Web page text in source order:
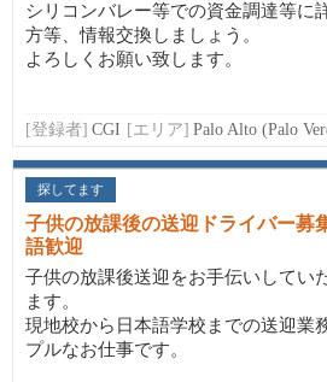
シリコンバレー等での資金調達等に
方等、情報交換しましょう。
よろしくお願い致します。
[登録者] CGI [エリア] Palo Alto (Palo
探してます
子供の放課後の送迎ドライバー募
語歓迎
子供の放課後送迎をお手伝いしてい
ます。
現地校から日本語学校までの送迎業
プルなお仕事です。